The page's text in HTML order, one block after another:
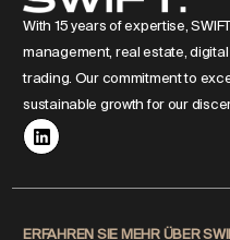
With 15 years of expertise,
management, real estate,
trading. Our commitment to
sustainable growth for our
ERFAHREN SIE MEHR ÜBER